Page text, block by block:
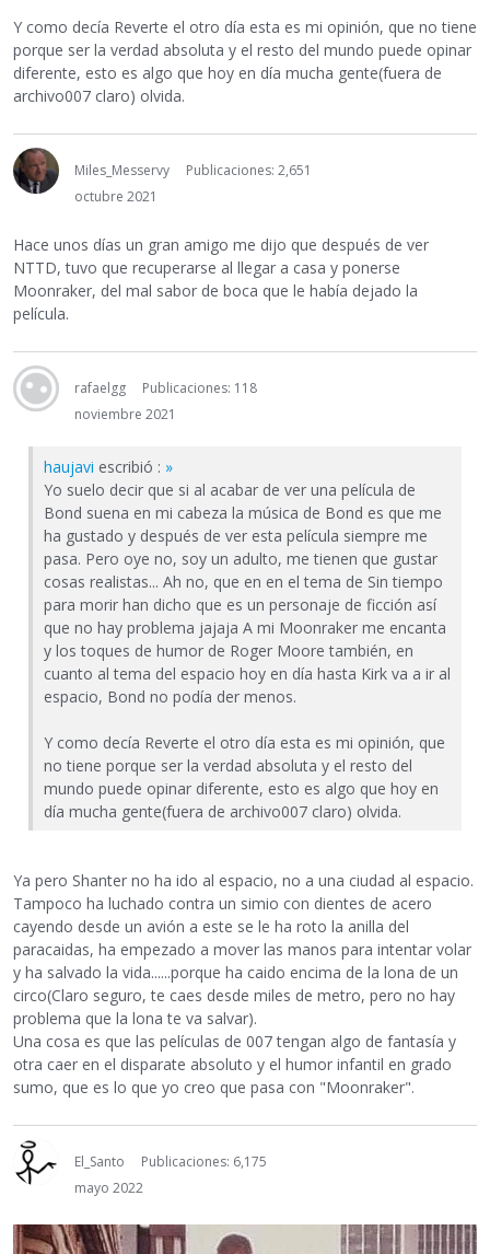
Y como decía Reverte el otro día esta es mi opinión, que no tiene
porque ser la verdad absoluta y el resto del mundo puede opinar
diferente, esto es algo que hoy en día mucha gente(fuera de
archivo007 claro) olvida.
Miles_Messervy
Publicaciones: 2,651
octubre 2021
Hace unos días un gran amigo me dijo que después de ver
NTTD, tuvo que recuperarse al llegar a casa y ponerse
Moonraker, del mal sabor de boca que le había dejado la
película.
rafaelgg
Publicaciones: 118
noviembre 2021
haujavi escribió : »
Yo suelo decir que si al acabar de ver una película de
Bond suena en mi cabeza la música de Bond es que me
ha gustado y después de ver esta película siempre me
pasa. Pero oye no, soy un adulto, me tienen que gustar
cosas realistas... Ah no, que en en el tema de Sin tiempo
para morir han dicho que es un personaje de ficción así
que no hay problema jajaja A mi Moonraker me encanta
y los toques de humor de Roger Moore también, en
cuanto al tema del espacio hoy en día hasta Kirk va a ir al
espacio, Bond no podía der menos.
Y como decía Reverte el otro día esta es mi opinión, que
no tiene porque ser la verdad absoluta y el resto del
mundo puede opinar diferente, esto es algo que hoy en
día mucha gente(fuera de archivo007 claro) olvida.
Ya pero Shanter no ha ido al espacio, no a una ciudad al espacio.
Tampoco ha luchado contra un simio con dientes de acero
cayendo desde un avión a este se le ha roto la anilla del
paracaidas, ha empezado a mover las manos para intentar volar
y ha salvado la vida......porque ha caido encima de la lona de un
circo(Claro seguro, te caes desde miles de metro, pero no hay
problema que la lona te va salvar).
Una cosa es que las películas de 007 tengan algo de fantasía y
otra caer en el disparate absoluto y el humor infantil en grado
sumo, que es lo que yo creo que pasa con "Moonraker".
El_Santo
Publicaciones: 6,175
mayo 2022